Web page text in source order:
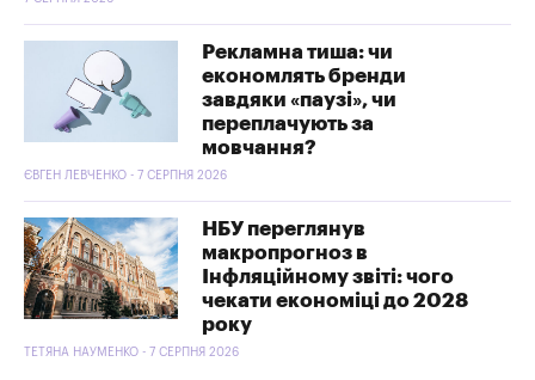
Рекламна тиша: чи
економлять бренди
завдяки «паузі», чи
переплачують за
мовчання?
ЄВГЕН ЛЕВЧЕНКО - 7 СЕРПНЯ 2026
НБУ переглянув
макропрогноз в
Інфляційному звіті: чого
чекати економіці до 2028
року
ТЕТЯНА НАУМЕНКО - 7 СЕРПНЯ 2026